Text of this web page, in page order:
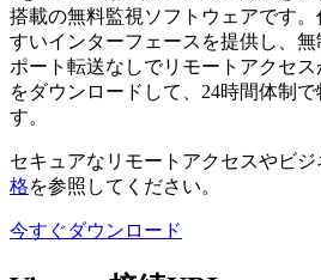
搭載の無料監視ソフトウェアです
すいインターフェースを提供し、無
ポート転送なしでリモートアクセ
をダウンロードして、24時間体制
す。
セキュアなリモートアクセスやビジ
格を参照してください。
今すぐダウンロード